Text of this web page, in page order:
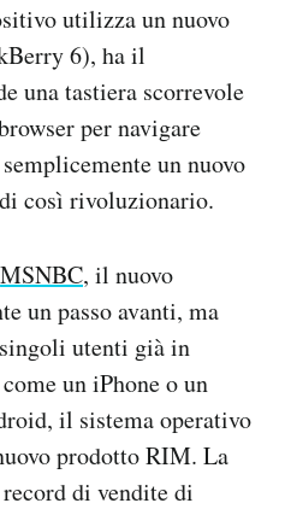
utilizza un nuovo
6), ha il
una tastiera scorrevole
per navigare
un nuovo
così rivoluzionario.
MSNBC, il nuovo
un passo avanti, ma
utenti già in
un iPhone o un
il sistema operativo
prodotto RIM. La
di vendite di